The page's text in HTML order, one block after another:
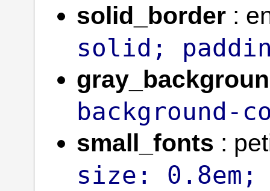
solid_border :
solid;
background-
small_fonts :
size: